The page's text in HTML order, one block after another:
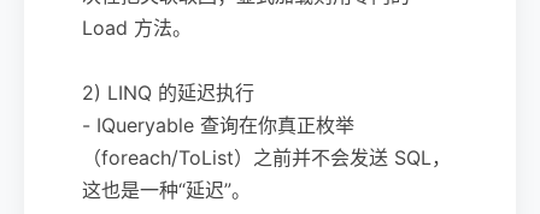
Load 方法。
2) LINQ 的延迟执行
- IQueryable 查询在你真正枚举
（foreach/ToList）之前并不会发送 SQL，
这也是一种“延迟”。